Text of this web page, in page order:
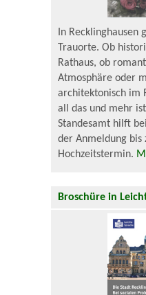
In Recklinghausen
Trauorte. Ob
Rathaus, ob
Atmosphäre oder
architektonisch im
all das und mehr
Standesamt hilft
der Anmeldung bis
Hochzeitstermin.
Broschüre in